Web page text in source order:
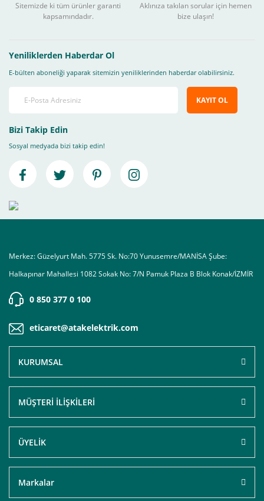
Sitemizde ki tüm ürünler garanti
kapsamındadır.
Aklınıza takılan sorular için hemen
bize ulaşın!
Yeniliklerden Haberdar Ol
E-bülten aboneliği yaparak sitemizin yeniliklerinden haberdar olabilirsiniz.
KAYIT OL
Bizi Takip Edin
Sosyal medyada bizi takip edin!
Merkez: Güzelyurt Mah. 5775 Sk. No:70 Yunusemre/MANİSA Şube:
Halkapınar Mahallesi 1082 Sokak No: 7/N Pamuk Plaza B Blok Konak/İZMİR
0 850 377 0 100
eticaret@atakelektrik.com
KURUMSAL
MÜŞTERİ İLİŞKİLERİ
ÜYELİK
Markalar